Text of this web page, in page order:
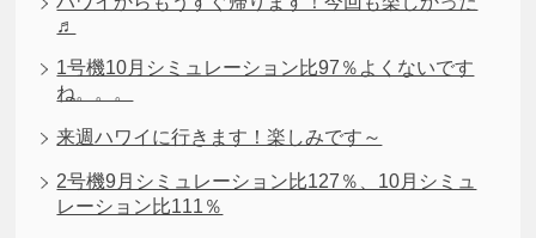
♬
1号機10月シミュレーション比97％よくないです
ね。。。
来週ハワイに行きます！楽しみです～
2号機9月シミュレーション比127％、10月シミュ
レーション比111％